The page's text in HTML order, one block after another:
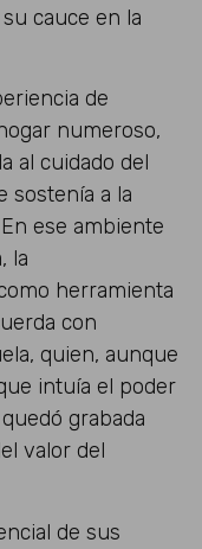
cauce en la
de
numeroso,
al cuidado del
sostenía a la
ese ambiente
la
herramienta
con
quien, aunque
intuía el poder
grabada
valor del
de sus